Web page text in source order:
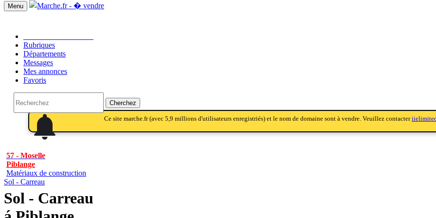
Menu
Rubriques
Départements
Messages
Mes annonces
Favoris
Cherchez
notifications
notifications Ce site marche.fr (avec 5,9 millions d'utilisateurs enregistriés) et le nom de domaine sont à vendre. Veuillez contacter
57 - Moselle
Piblange
Matériaux de construction
Sol - Carreau
Sol - Carreau